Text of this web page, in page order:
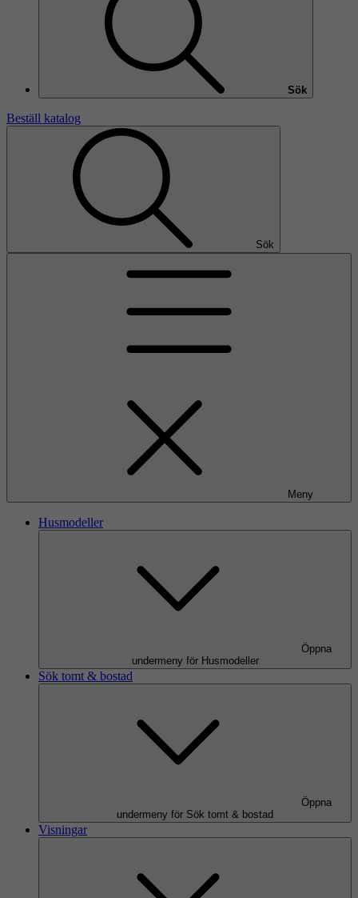
Sök
Beställ katalog
Sök
Meny
Husmodeller
Öppna
undermeny för Husmodeller
Sök tomt & bostad
Öppna
undermeny för Sök tomt & bostad
Visningar